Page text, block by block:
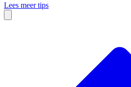
Lees meer tips